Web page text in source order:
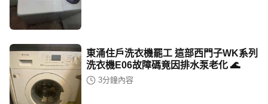
東涌住戶洗衣機罷工 這部西門子WK系列
洗衣機E06故障碼竟因排水泵老化 🌊
3分鐘內容